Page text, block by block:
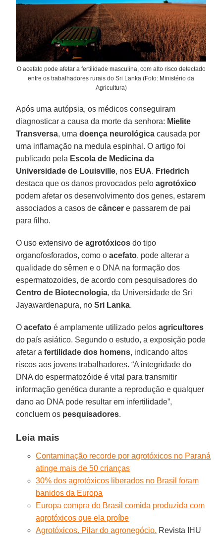
O acefato pode afetar a fertilidade masculina, com alto risco detectado
entre os trabalhadores rurais do Sri Lanka (Foto: Ministério da
Agricultura)
Após uma autópsia, os médicos conseguiram
diagnosticar a causa da morte da senhora: Mielite
Transversa, umadoença neurológica causada por
uma inflamação na medula espinhal. O artigo foi
publicado pela Escola de Medicina da
Universidade de Louisville, nos EUA. Friedrich
destaca que os danos provocados peloagrotóxico
podem afetar os desenvolvimento dos genes, estarem
associados a casos decâncer e passarem de pai
para filho.
O uso extensivo deagrotóxicos do tipo
organofosforados, como oacefato, pode alterar a
qualidade do sêmen e o DNA na formação dos
espermatozoides, de acordo com pesquisadores do
Centro de Biotecnologia, da Universidade de Sri
Jayawardenapura, noSri Lanka.
Oacefato é amplamente utilizado pelosagricultores
do país asiático. Segundo o estudo, a exposição pode
afetar afertilidade dos homens, indicando altos
riscos aos jovens trabalhadores. “A integridade do
DNA do espermatozóide é vital para transmitir
informação genética durante a reprodução e qualquer
dano ao DNA pode resultar em infertilidade”,
concluem os pesquisadores.
Leia mais
Contaminação recorde por agrotóxicos no Paraná
atinge mais de 50 crianças
30% dos agrotóxicos liberados no Brasil foram
banidos da Europa
Europa compra do Brasil comida produzida com
agrotóxicos que ela proíbe
Agrotóxicos. Pilar do agronegócio. Revista IHU